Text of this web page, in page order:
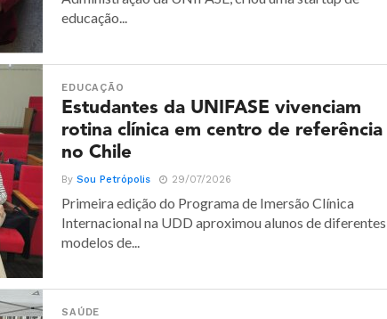
educação...
EDUCAÇÃO
Estudantes da UNIFASE vivenciam
rotina clínica em centro de referência
no Chile
BySou Petrópolis 29/07/2026
Primeira edição do Programa de Imersão Clínica
Internacional na UDD aproximou alunos de diferentes
modelos de...
SAÚDE